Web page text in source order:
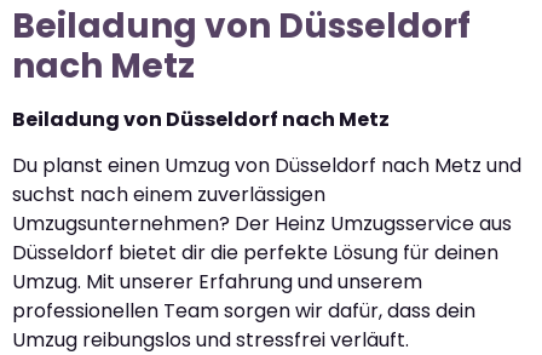
Beiladung von Düsseldorf
nach Metz
Beiladung von Düsseldorf nach Metz
Du planst einen Umzug von Düsseldorf nach Metz und
suchst nach einem zuverlässigen
Umzugsunternehmen? Der Heinz Umzugsservice aus
Düsseldorf bietet dir die perfekte Lösung für deinen
Umzug. Mit unserer Erfahrung und unserem
professionellen Team sorgen wir dafür, dass dein
Umzug reibungslos und stressfrei verläuft.